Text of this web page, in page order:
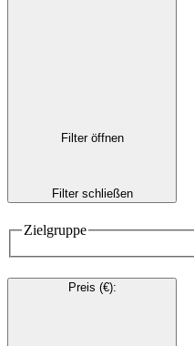
Filter öffnen
Filter schließen
Zielgruppe
Preis (€):